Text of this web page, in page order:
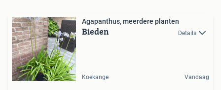
Agapanthus, meerdere planten
Bieden Details
Koekange Vandaag